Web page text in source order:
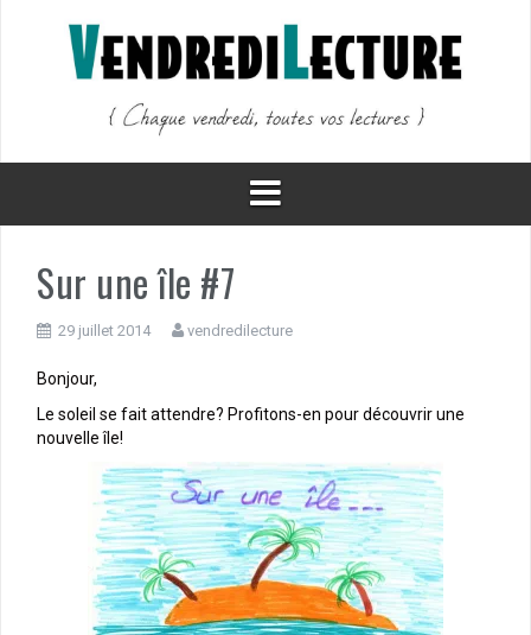
Sur une île #7
29 juillet 2014 vendredilecture
Bonjour,
Le soleil se fait attendre? Profitons-en pour découvrir une
nouvelle île!